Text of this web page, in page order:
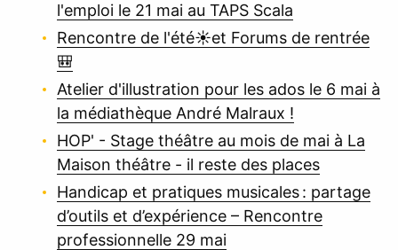
l'emploi le 21 mai au TAPS Scala
Rencontre de l'été☀️et Forums de rentrée
🎒
Atelier d'illustration pour les ados le 6 mai à
la médiathèque André Malraux !
HOP' - Stage théâtre au mois de mai à La
Maison théâtre - il reste des places
Handicap et pratiques musicales : partage
d’outils et d’expérience – Rencontre
professionnelle 29 mai